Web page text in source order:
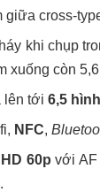
cross-
khi chụp
xuống còn
lên tới 6,5
NFC,
60p với AF
.